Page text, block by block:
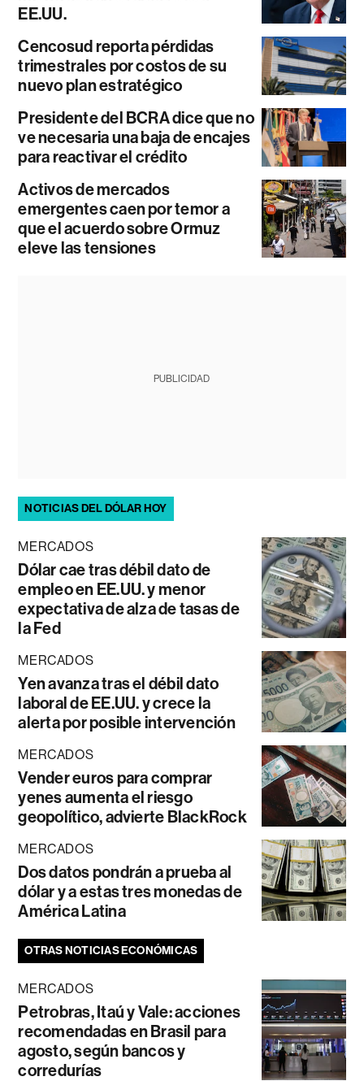
EE.UU.
Cencosud reporta pérdidas
trimestrales por costos de su
nuevo plan estratégico
Presidente del BCRA dice que no
ve necesaria una baja de encajes
para reactivar el crédito
Activos de mercados
emergentes caen por temor a
que el acuerdo sobre Ormuz
eleve las tensiones
PUBLICIDAD
NOTICIAS DEL DÓLAR HOY
MERCADOS
Dólar cae tras débil dato de
empleo en EE.UU. y menor
expectativa de alza de tasas de
la Fed
MERCADOS
Yen avanza tras el débil dato
laboral de EE.UU. y crece la
alerta por posible intervención
MERCADOS
Vender euros para comprar
yenes aumenta el riesgo
geopolítico, advierte BlackRock
MERCADOS
Dos datos pondrán a prueba al
dólar y a estas tres monedas de
América Latina
OTRAS NOTICIAS ECONÓMICAS
MERCADOS
Petrobras, Itaú y Vale: acciones
recomendadas en Brasil para
agosto, según bancos y
corredurías